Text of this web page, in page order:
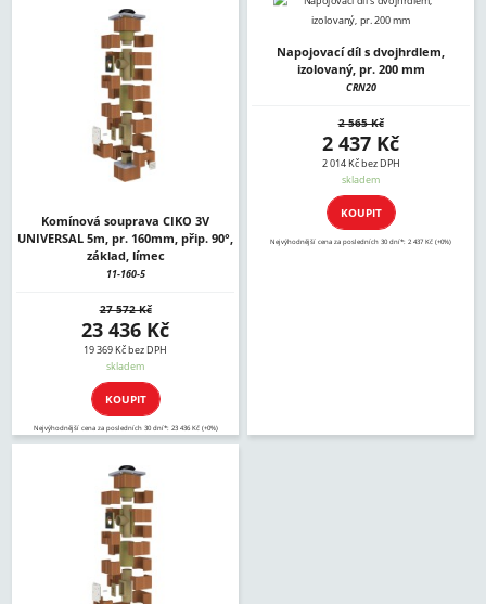
Komínová souprava CIKO 3V
UNIVERSAL 5m, pr. 160mm, přip. 90°,
základ, límec
11-160-5
27 572 Kč
23 436 Kč
19 369 Kč bez DPH
skladem
KOUPIT
Nejvýhodnější cena za posledních 30 dní*: 23 436 Kč (+0%)
Napojovací díl s dvojhrdlem,
izolovaný, pr. 200 mm
CRN20
2 565 Kč
2 437 Kč
2 014 Kč bez DPH
skladem
KOUPIT
Nejvýhodnější cena za posledních 30 dní*: 2 437 Kč (+0%)